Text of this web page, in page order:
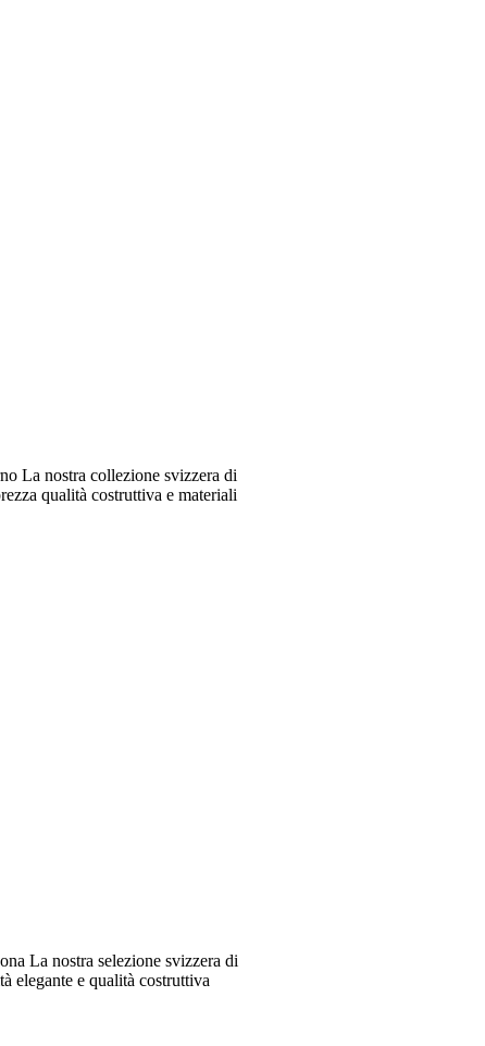
La nostra collezione svizzera di
qualità costruttiva e materiali
La nostra selezione svizzera di
elegante e qualità costruttiva